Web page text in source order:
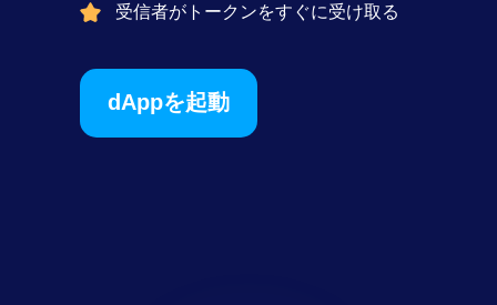
受信者がトークンをすぐに受け取る
dAppを起動